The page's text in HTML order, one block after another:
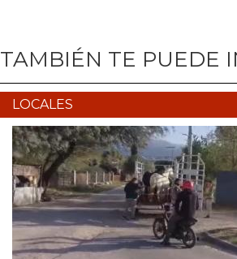
TAMBIÉN TE PUEDE
LOCALES